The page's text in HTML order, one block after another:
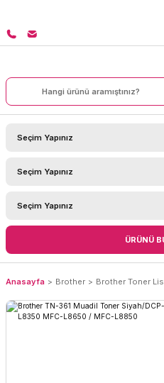
ÜRÜNÜ
Anasayfa Brother Brother Toner